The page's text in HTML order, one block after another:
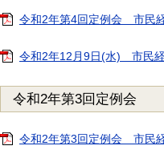
令和2年第4回定例会 市民
令和2年12月9日(水) 市民
令和2年第3回定例会
令和2年第3回定例会 市民